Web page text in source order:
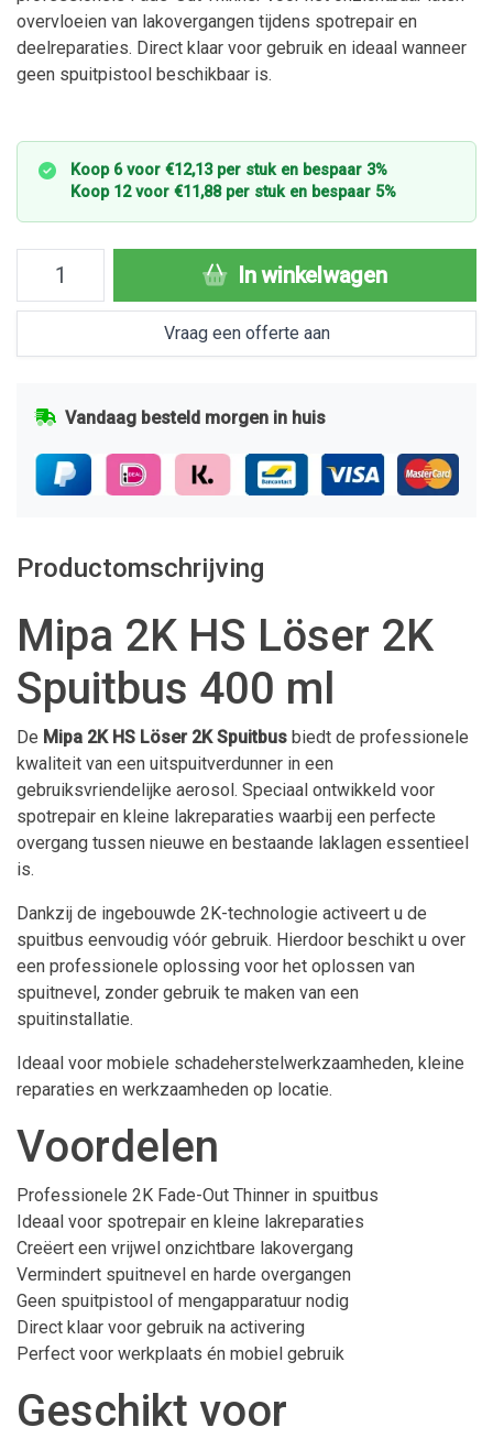
overvloeien van lakovergangen tijdens spotrepair en
deelreparaties. Direct klaar voor gebruik en ideaal wanneer
geen spuitpistool beschikbaar is.
Koop 6 voor €12,13 per stuk en bespaar 3%
Koop 12 voor €11,88 per stuk en bespaar 5%
In winkelwagen
Vraag een offerte aan
Vandaag besteld morgen in huis
Productomschrijving
Mipa 2K HS Löser 2K
Spuitbus 400 ml
De Mipa 2K HS Löser 2K Spuitbus biedt de professionele
kwaliteit van een uitspuitverdunner in een
gebruiksvriendelijke aerosol. Speciaal ontwikkeld voor
spotrepair en kleine lakreparaties waarbij een perfecte
overgang tussen nieuwe en bestaande laklagen essentieel
is.
Dankzij de ingebouwde 2K-technologie activeert u de
spuitbus eenvoudig vóór gebruik. Hierdoor beschikt u over
een professionele oplossing voor het oplossen van
spuitnevel, zonder gebruik te maken van een
spuitinstallatie.
Ideaal voor mobiele schadeherstelwerkzaamheden, kleine
reparaties en werkzaamheden op locatie.
Voordelen
Professionele 2K Fade-Out Thinner in spuitbus
Ideaal voor spotrepair en kleine lakreparaties
Creëert een vrijwel onzichtbare lakovergang
Vermindert spuitnevel en harde overgangen
Geen spuitpistool of mengapparatuur nodig
Direct klaar voor gebruik na activering
Perfect voor werkplaats én mobiel gebruik
Geschikt voor